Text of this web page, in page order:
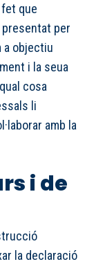
que
presentat per
a objectiu
i la seua
cosa
li
amb la
i de
la declaració